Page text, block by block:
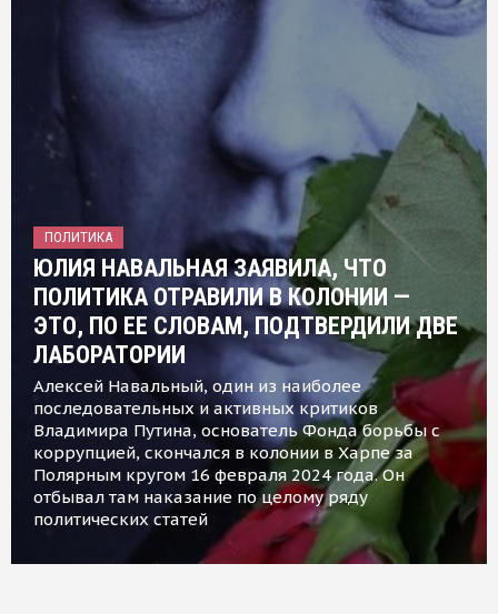
ПОЛИТИКА
ЮЛИЯ НАВАЛЬНАЯ ЗАЯВИЛА, ЧТО
ПОЛИТИКА ОТРАВИЛИ В КОЛОНИИ —
ЭТО, ПО ЕЕ СЛОВАМ, ПОДТВЕРДИЛИ ДВЕ
ЛАБОРАТОРИИ
Алексей Навальный, один из наиболее
последовательных и активных критиков
Владимира Путина, основатель Фонда борьбы с
коррупцией, скончался в колонии в Харпе за
Полярным кругом 16 февраля 2024 года. Он
отбывал там наказание по целому ряду
политических статей